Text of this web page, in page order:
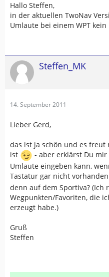
Hallo Steffen,
in der aktuellen TwoNav
Umlaute bei einem WPT kein
Steffen_MK
14. September 2011
Lieber Gerd,
das ist ja schön und es freut
ist
- aber erklärst Du mir
Umlaute eingeben kann,
Tastatur gar nicht
denn auf dem Sportiva? (Ich
Wegpunkten/Favoriten, die
erzeugt habe.)
Gruß
Steffen